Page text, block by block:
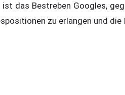
das Bestreben Googles,
zu erlangen und die